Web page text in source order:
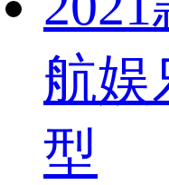
航娱
型